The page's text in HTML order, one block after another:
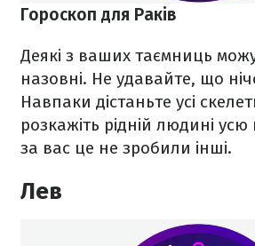
Гороскоп для Раків
Деякі з ваших таємниць
назовні. Не удавайте, що
Навпаки дістаньте усі
розкажіть рідній людині
за вас це не зробили інші.
Лев